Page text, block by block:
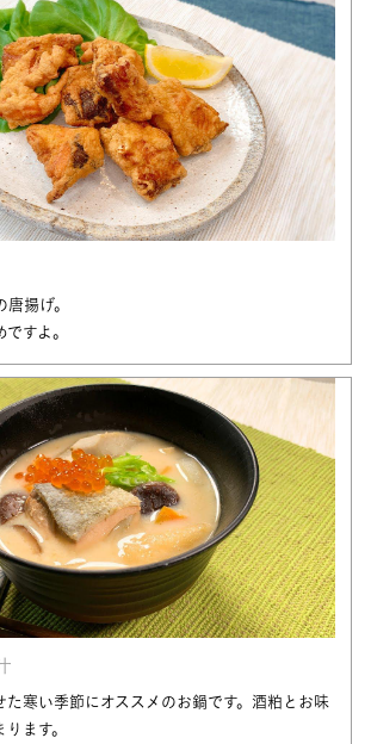
揚げ。
すよ。
た寒い季節にオススメのお鍋です。酒粕とお味
ます。